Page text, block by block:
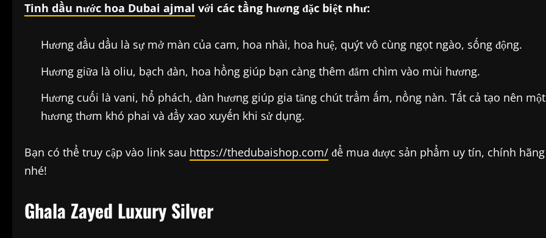
Tinh dầu nước hoa Dubai ajmal với các tầng hương đặc biệt như:
Hương đầu dầu là sự mở màn của cam, hoa nhài, hoa huệ, quýt vô cùng ngọt ngào, sống động.
Hương giữa là oliu, bạch đàn, hoa hồng giúp bạn càng thêm đắm chìm vào mùi hương.
Hương cuối là vani, hổ phách, đàn hương giúp gia tăng chút trầm ấm, nồng nàn. Tất cả tạo nên một
hương thơm khó phai và đầy xao xuyến khi sử dụng.
Bạn có thể truy cập vào link sau https://thedubaishop.com/ để mua được sản phẩm uy tín, chính hãng
nhé!
Ghala Zayed Luxury Silver